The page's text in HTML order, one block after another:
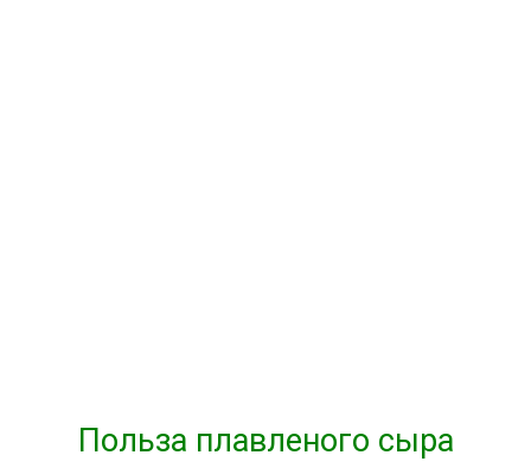
Польза плавленого сыра